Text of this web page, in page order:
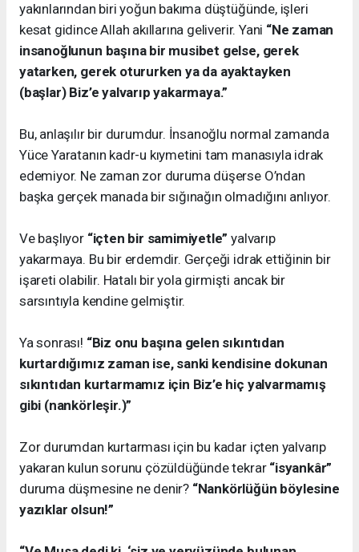
yakınlarından biri yoğun bakıma düştüğünde, işleri
kesat gidince Allah akıllarına geliverir. Yani “Ne zaman
insanoğlunun başına bir musibet gelse, gerek
yatarken, gerek otururken ya da ayaktayken
(başlar) Biz’e yalvarıp yakarmaya.”
Bu, anlaşılır bir durumdur. İnsanoğlu normal zamanda
Yüce Yaratanın kadr-u kıymetini tam manasıyla idrak
edemiyor. Ne zaman zor duruma düşerse O’ndan
başka gerçek manada bir sığınağın olmadığını anlıyor.
Ve başlıyor“içten bir samimiyetle”yalvarıp
yakarmaya. Bu bir erdemdir. Gerçeği idrak ettiğinin bir
işareti olabilir. Hatalı bir yola girmişti ancak bir
sarsıntıyla kendine gelmiştir.
Ya sonrası! “Biz onu başına gelen sıkıntıdan
kurtardığımız zaman ise, sanki kendisine dokunan
sıkıntıdan kurtarmamız için Biz’e hiç yalvarmamış
gibi (nankörleşir.)”
Zor durumdan kurtarması için bu kadar içten yalvarıp
yakaran kulun sorunu çözüldüğünde tekrar“isyankâr”
duruma düşmesine ne denir? “Nankörlüğün böylesine
yazıklar olsun!”